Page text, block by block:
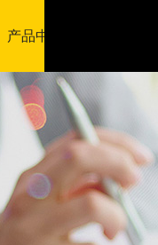
产品中心